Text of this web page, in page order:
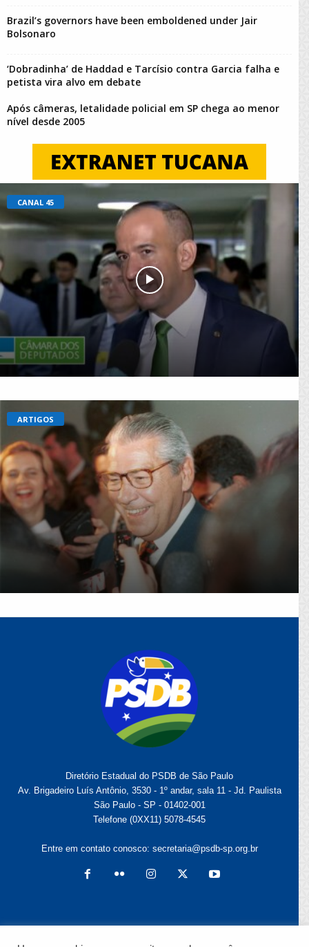
Brazil’s governors have been emboldened under Jair
Bolsonaro
‘Dobradinha’ de Haddad e Tarcísio contra Garcia falha e
petista vira alvo em debate
Após câmeras, letalidade policial em SP chega ao menor
nível desde 2005
CANAL 45
ARTIGOS
Diretório Estadual do PSDB de São Paulo
Av. Brigadeiro Luís Antônio, 3530 - 1º andar, sala 11 - Jd. Paulista
São Paulo - SP - 01402-001
Telefone (0XX11) 5078-4545
Entre em contato conosco: secretaria@psdb-sp.org.br